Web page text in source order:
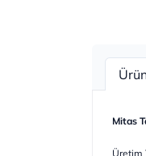
Mitas
Üretim